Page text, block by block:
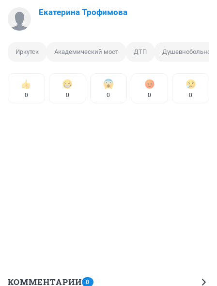
Екатерина Трофимова
Иркутск Академический мост ДТП Душевнобольной
0 0 0 0 0
КОММЕНТАРИИ 0